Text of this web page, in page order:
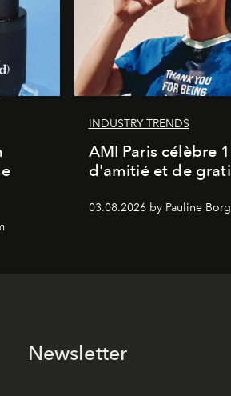
INDUSTRY TRENDS
AMI Paris célèbre
d'amitié et de
03.08.2026 by Pauline
Newsletter